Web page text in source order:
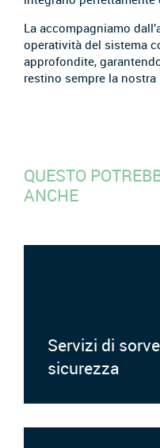
La accompagniamo
operatività del sistema
approfondite,
restino sempre la nostra
QUESTO
ANCHE
Servizi di
sicurezza